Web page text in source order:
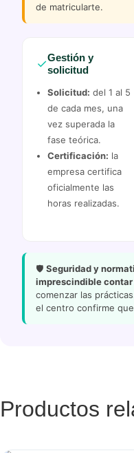
de matricularte.
✓Gestión y
solicitud
Solicitud: del 1 al 5
de cada mes, una
vez superada la
fase teórica.
Certificación: la
empresa certifica
oficialmente las
horas realizadas.
🛡️ Seguridad y
imprescindible
comenzar las
el centro confirme
Productos